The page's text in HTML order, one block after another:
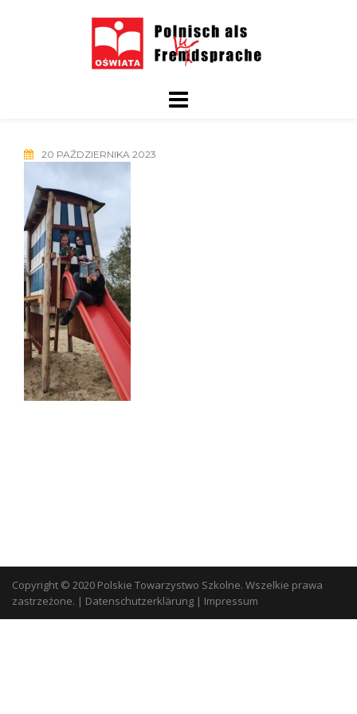
20 PAŹDZIERNIKA 2023
Copyright © 2020 Polskie Towarzystwo Szkolne. Wszelkie prawa
zastrzeżone. | Datenschutzerklärung | Impressum